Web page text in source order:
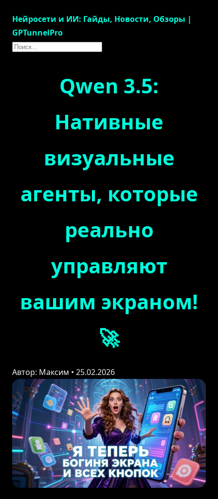
Нейросети и ИИ: Гайды, Новости, Обзоры |
GPTunnelPro
Qwen 3.5:
Нативные
визуальные
агенты, которые
реально
управляют
вашим экраном!
🚀
Автор: Максим • 25.02.2026